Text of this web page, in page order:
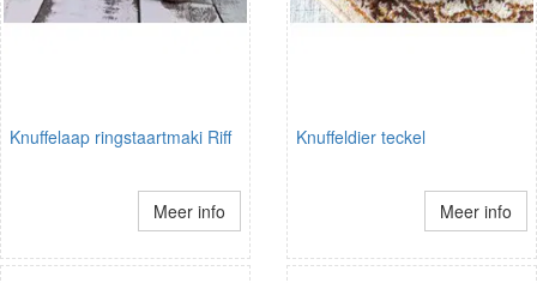
Knuffelaap ringstaartmaki Riff
Meer info
Knuffeldier teckel
Meer info